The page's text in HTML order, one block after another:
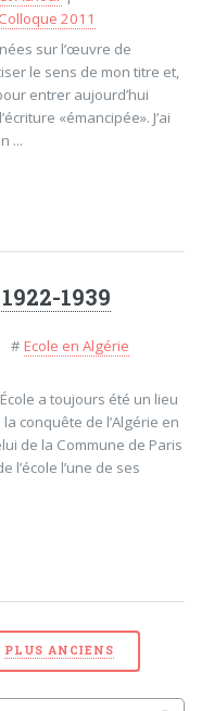
Colloque 2011
sur l’œuvre de
le sens de mon titre et,
entrer aujourd’hui
«émancipée». J’ai
...
1939
#Ecole en Algérie
a toujours été un lieu
conquête de l’Algérie en
de la Commune de Paris
l’école l’une de ses
PLUS ANCIENS